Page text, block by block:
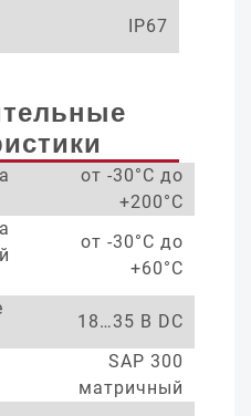
IP67
от -30°С до
+200°С
от -30°С до
+60°С
18…35 В DC
SAP 300
матричный